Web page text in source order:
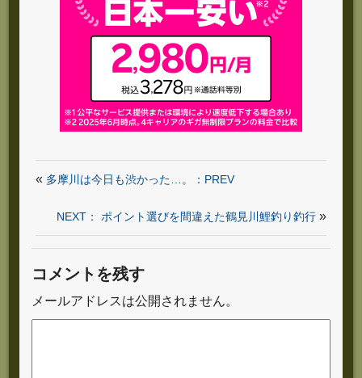
« 多摩川は今日も渋かった…。：PREV
NEXT： ポイント選びを間違えた鶴見川鯉釣り釣行 »
コメントを残す
メールアドレスは公開されません。